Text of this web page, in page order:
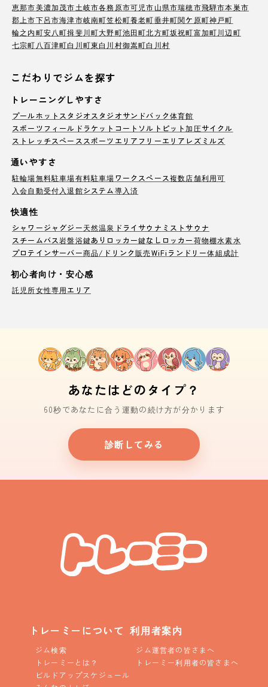
恵那市美濃加茂市土岐市各務原市可児市山県市瑞穂市飛騨市本巣市
郡上市下呂市海津市岐南町笠松町養老町垂井町関ケ原町神戸町
輪之内町安八町揖斐川町大野町池田町北方町坂祝町富加町川辺町
七宗町 八百津町白川町東白川村御嵩町白川村
こだわりでジムを探す
トレーニングしやすさ
プールホットスタジオ スタジオサンドバック体育館
スポーツフィールド ラケットコート ソルトピット加圧サイクル
ストレッチスペース スポーツエリア フリーエリア レズミルズ
通いやすさ
駐輪場無料駐車場有料駐車場ワークスペース複数店舗利用可
入会自動受付 入退館システム導入済
快適性
シャワージャグジー天然温泉 ドライサウナ ミストサウナ
スチームバス岩盤浴鍵ありロッカー鍵なしロッカー荷物棚水素水
プロテインサーバー商品/ドリンク販売WiFi ランドリー体組成計
初心者向け・安心感
託児所女性専用エリア
あなたはどのタイプ？
60秒であなたに合う運動の続け方が分かります
診断してみる
トレーミーについて
ジム検索
トレーミーとは？
ビルドアップスケジュール
利用者案内
ジム運営者の皆さまへ
トレーミー利用者の皆さまへ